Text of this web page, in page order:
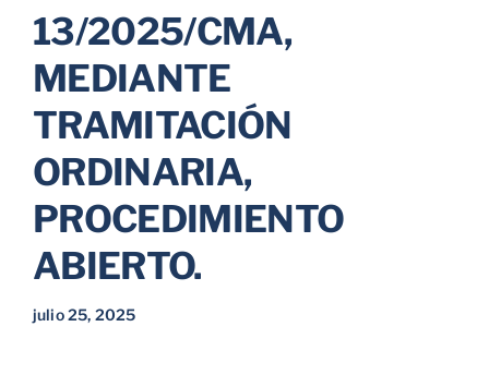
13/2025/CMA,
MEDIANTE
TRAMITACIÓN
ORDINARIA,
PROCEDIMIENTO
ABIERTO.
julio 25, 2025